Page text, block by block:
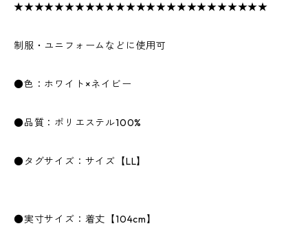
★★★★★★★★★★★★★★★★★★★★★★★★★
制服・ユニフォームなどに使用可
●色：ホワイト×ネイビー
●品質：ポリエステル100%
●タグサイズ：サイズ【LL】
●実寸サイズ：着丈【104cm】